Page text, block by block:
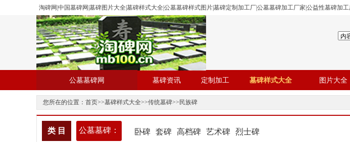
淘碑网|中国墓碑网|墓碑图片大全|墓碑样式大全|公墓墓碑样式图片|墓碑定制加工厂|公墓墓碑加工厂家|公益性墓碑加
公墓墓碑网 墓碑资讯 定制加工 墓碑样式大全 图片大全
您所在的位置： 首页>>墓碑样式大全>>传统墓碑>> 民族碑
类 目 公墓墓碑： 卧碑 套碑 高档碑 艺术碑 烈士碑